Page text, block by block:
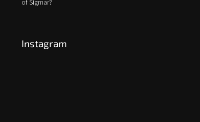
of Sigmar?
Instagram